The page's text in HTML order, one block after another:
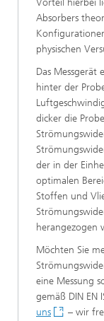
Vorteil hierbei
Absorbers
physischen
Das Messgerät
hinter der
dicker die
der in der
optimalen
Stoffen und
herangezogen
Möchten Sie
eine Messung
gemäß DIN EN
uns
– wir